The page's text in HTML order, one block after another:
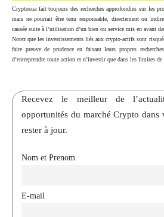
Cryptosua fait toujours des recherches approfondies sur les
mais ne pourrait être tenu responsable, directement ou
causée suite à l’utilisation d’un bien ou service mis en avant
Notez que les investissements liés aux crypto-actifs sont
faire preuve de prudence en faisant leurs propres
d’entreprendre toute action et n’investir que dans les limites de
Recevez le meilleur de
opportunités du marché Crypto
rester à jour.
Nom et Prenom
E-mail